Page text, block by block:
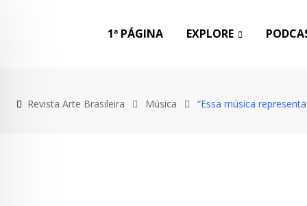
1ª PÁGINA EXPLORE
Revista Arte Brasileira Música “Essa música